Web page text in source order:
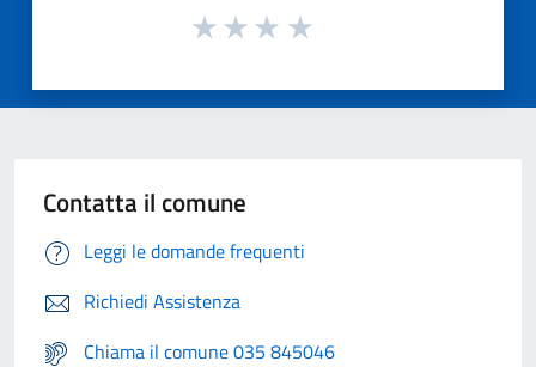
Contatta il comune
Leggi le domande frequenti
Richiedi Assistenza
Chiama il comune 035 845046